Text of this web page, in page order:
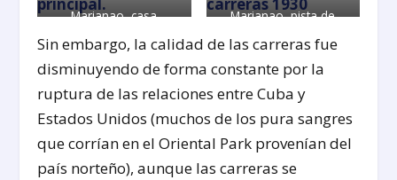
Marianao, casa
principal.
Marianao, pista de
carreras 1930
Sin embargo, la calidad de las carreras fue
disminuyendo de forma constante por la
ruptura de las relaciones entre Cuba y
Estados Unidos (muchos de los pura sangres
que corrían en el Oriental Park provenían del
país norteño), aunque las carreras se